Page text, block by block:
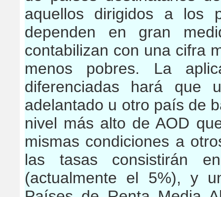
aquellos dirigidos a los
dependen en gran
contabilizan con una cifra
menos pobres. La
diferenciadas hará que
adelantado u otro país de
nivel más alto de AOD
mismas condiciones a
las tasas consistirán
(actualmente el 5%), y